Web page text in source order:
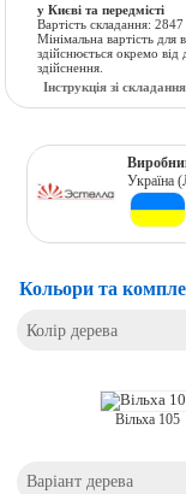
у Києві та передмісті
Вартість складання:2847
Мінімальна вартість
здійснюється окремо від
здійснення.
Інструкція зі складання
Україна
Кольори та
Колір дерева
Вільха 105
Варіант дерева